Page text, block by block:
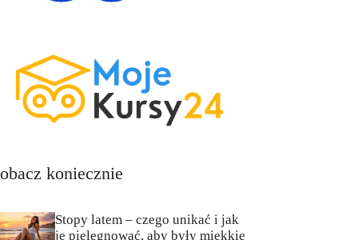
koniecznie
Stopy latem – czego unikać i jak
je pielęgnować, aby były miękkie